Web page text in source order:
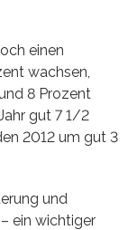
einen
wachsen,
8 Prozent
gut 7 1/2
2012 um gut 3
und
ein wichtiger